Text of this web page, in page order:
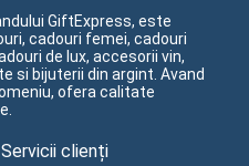
GiftExpress, este
cadouri femei, cadouri
de lux, accesorii vin,
si bijuterii din argint. Avand
ofera calitate
Servicii clienți